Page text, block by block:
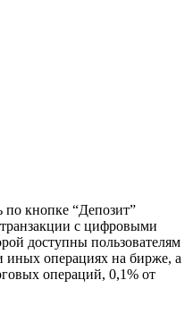
по кнопке “Депозит”
с цифровыми
доступны пользователям
иных операциях на бирже, а
операций, 0,1% от